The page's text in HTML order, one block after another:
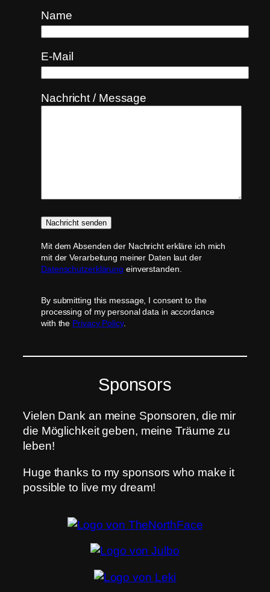
Name
E-Mail
Nachricht / Message
Mit dem Absenden der Nachricht erkläre ich mich
mit der Verarbeitung meiner Daten laut der
Datenschutzerklärung einverstanden.
By submitting this message, I consent to the
processing of my personal data in accordance
with the Privacy Policy.
Sponsors
Vielen Dank an meine Sponsoren, die mir
die Möglichkeit geben, meine Träume zu
leben!
Huge thanks to my sponsors who make it
possible to live my dream!